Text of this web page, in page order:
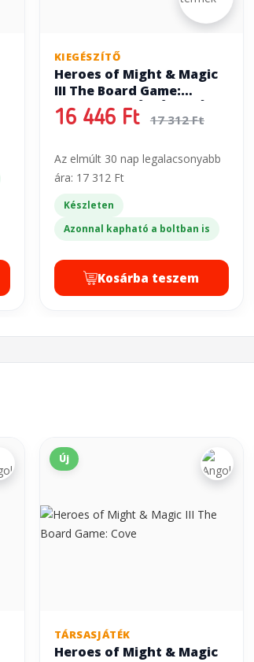
KIEGÉSZÍTŐ
Heroes of Might & Magic
III The Board Game:
Fortress(SZÉPSÉGHIBÁS)
16 446 Ft 17 312 Ft
Az elmúlt 30 nap legalacsonyabb
ára: 17 312 Ft
Készleten
Azonnal kapható a boltban is
Kosárba teszem
Új
TÁRSASJÁTÉK
Heroes of Might & Magic